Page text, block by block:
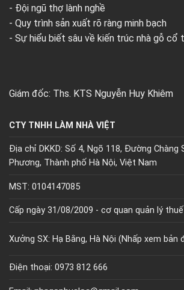
- Đội ngũ thợ lành nghề
- Quy trình sản xuất rõ ràng minh bạch
- Sự hiểu biết sâu về kiến trúc nhà gỗ cổ
Giám đốc: Ths. KTS Nguyễn Huy Khiêm
CTY TNHH LÀM NHÀ VIỆT
Địa chỉ DKKD: Số 4, Ngõ 118, Đường Chàng
Phương, Thành phố Hà Nội, Việt Nam
MST: 0104147085
Cấp ngày 31/08/2009 - cơ quan quản lý
Xưởng SX: Hạ Bằng, Hà Nội (Nhấp xem bản
Điện thoại: 0973 812 666